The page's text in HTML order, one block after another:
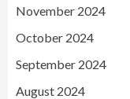
November 2024
October 2024
September 2024
August 2024